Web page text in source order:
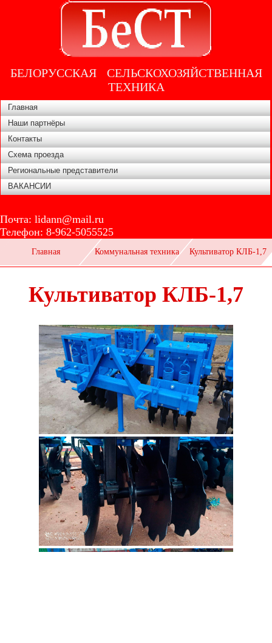
БЕЛОРУССКАЯ СЕЛЬСКОХОЗЯЙСТВЕННАЯ
ТЕХНИКА
Главная
Наши партнёры
Контакты
Схема проезда
Региональные представители
ВАКАНСИИ
Почта: lidann@mail.ru
Телефон: 8-962-5055525
Главная Коммунальная техника Культиватор КЛБ-1,7
Культиватор КЛБ-1,7